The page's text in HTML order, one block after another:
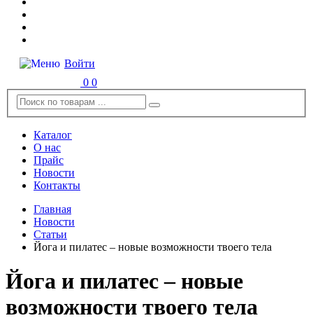
Войти
0 0
Каталог
О нас
Прайс
Новости
Контакты
Главная
Новости
Статьи
Йога и пилатес – новые возможности твоего тела
Йога и пилатес – новые
возможности твоего тела